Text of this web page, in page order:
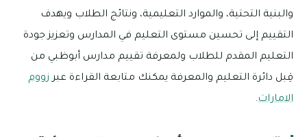
والبنية التحتية، والموارد التعليمية، ونتائج الطلاب ويهدف
التقييم إلى تحسين مستوى التعليم في المدارس وتعزيز جودة
التعليم المقدم للطلاب ولمعرفة تقييم مدارس أبوظبي من
قِبل دائرة التعليم والمعرفة يمكنك متابعة القراءة عبر زووم
الامارات.